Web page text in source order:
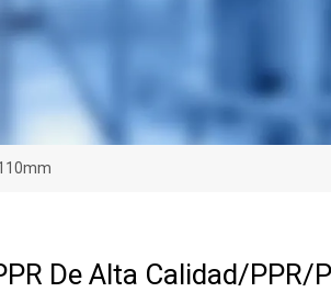
De Alta Calidad/PPR/